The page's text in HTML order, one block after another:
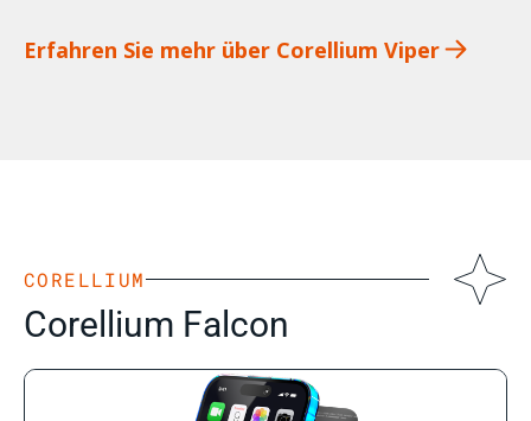
Erfahren Sie mehr über Corellium Viper
CORELLIUM
Corellium Falcon